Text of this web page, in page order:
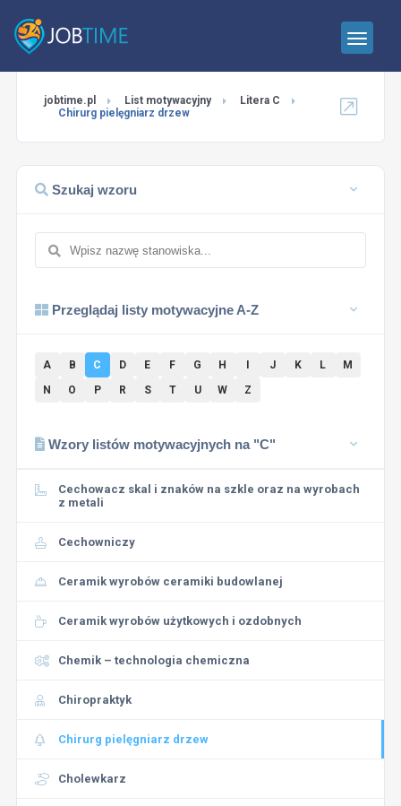
jobtime.pl List motywacyjny
Litera C
Chirurg pielęgniarz drzew
Szukaj wzoru
Przeglądaj listy motywacyjne A-Z
A B C D E F G H J K L
M
N
O P R S T U W Z
Wzory listów motywacyjnych na "C"
Cechowacz skal i znaków na szkle oraz na wyrobach
z metali
Cechowniczy
Ceramik wyrobów ceramiki budowlanej
Ceramik wyrobów użytkowych i ozdobnych
Chemik – technologia chemiczna
Chiropraktyk
Chirurg pielęgniarz drzew
Cholewkarz